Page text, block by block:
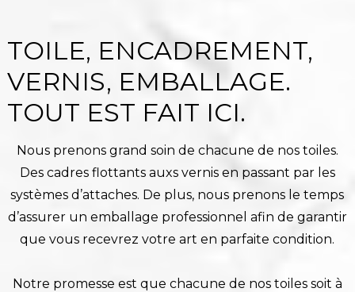
TOILE, ENCADREMENT,
VERNIS, EMBALLAGE.
TOUT EST FAIT ICI.
Nous prenons grand soin de chacune de nos toiles.
Des cadres flottants auxs vernis en passant par les
systèmes d’attaches. De plus, nous prenons le temps
d’assurer un emballage professionnel afin de garantir
que vous recevrez votre art en parfaite condition.
Notre promesse est que chacune de nos toiles soit à